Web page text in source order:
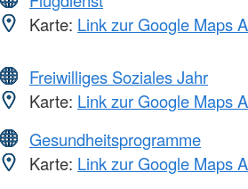
Karte: Link zur Google Maps
Freiwilliges Soziales Jahr
Karte: Link zur Google Maps
Gesundheitsprogramme
Karte: Link zur Google Maps